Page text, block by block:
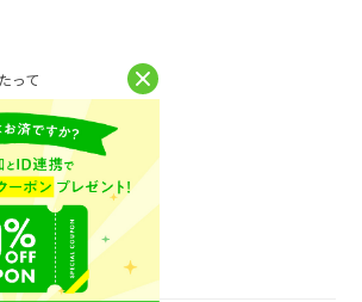
って
記
ムページ